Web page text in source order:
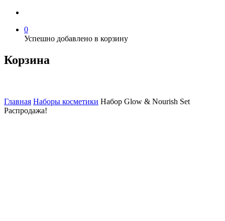
0
Успешно добавлено в корзину
Корзина
Главная Наборы косметики Набор Glow & Nourish Set
Распродажа!